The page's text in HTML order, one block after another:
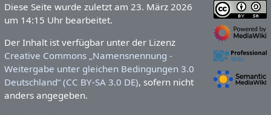
Diese Seite wurde zuletzt am 23. März 2026
um 14:15 Uhr bearbeitet.
Der Inhalt ist verfügbar unter der Lizenz
Creative Commons „Namensnennung -
Weitergabe unter gleichen Bedingungen 3.0
Deutschland“ (CC BY-SA 3.0 DE), sofern nicht
anders angegeben.